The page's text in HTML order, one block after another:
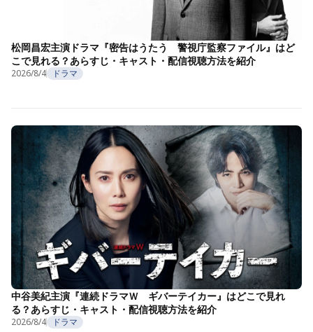
松岡昌宏主演ドラマ『密告はうたう 警視庁監察ファイル』はど
こで見れる？あらすじ・キャスト・配信視聴方法を紹介
2026/8/4 ドラマ
中谷美紀主演『連続ドラマＷ ギバーテイカー』はどこで見れ
る？あらすじ・キャスト・配信視聴方法を紹介
2026/8/4 ドラマ